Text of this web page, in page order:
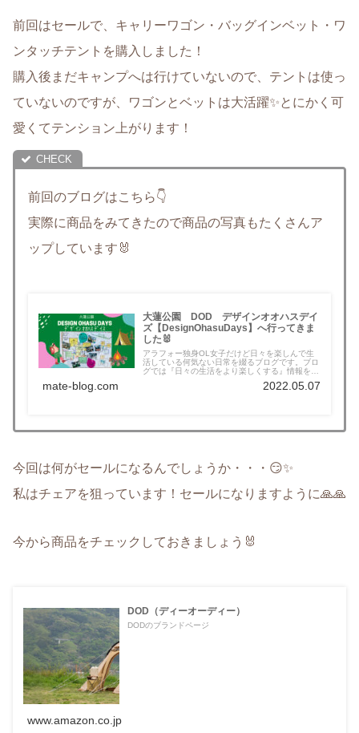
前回はセールで、キャリーワゴン・バッグインベット・ワ
ンタッチテントを購入しました！
購入後まだキャンプへは行けていないので、テントは使っ
ていないのですが、ワゴンとベットは大活躍✨とにかく可
愛くてテンション上がります！
前回のブログはこちら👇
実際に商品をみてきたので商品の写真もたくさんア
ップしています🐰
大蓮公園 DOD デザインオオハスデイ
ズ【DesignOhasuDays】へ行ってきま
した🐰
アラフォー独身OL女子だけど日々を楽しんで生
活している何気ない日常を綴るブログです。ブロ
グでは『日々の生活をより楽しくする』情報を発
動、遠征など、お役に立てる情報を発信中！！！
mate-blog.com 2022.05.07
今回は何がセールになるんでしょうか・・・😏✨
私はチェアを狙っています！セールになりますように🙏🙏
今から商品をチェックしておきましょう🐰
DOD（ディーオーディー）
DODのブランドページ
www.amazon.co.jp